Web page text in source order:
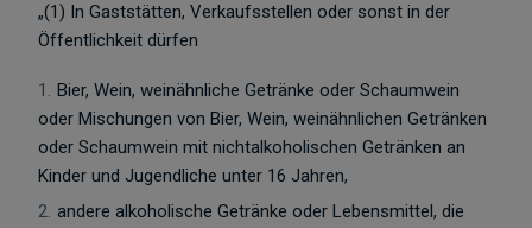
„(1) In Gaststätten, Verkaufsstellen oder sonst in der
Öffentlichkeit dürfen
Bier, Wein, weinähnliche Getränke oder Schaumwein
oder Mischungen von Bier, Wein, weinähnlichen Getränken
oder Schaumwein mit nichtalkoholischen Getränken an
Kinder und Jugendliche unter 16 Jahren,
andere alkoholische Getränke oder Lebensmittel, die